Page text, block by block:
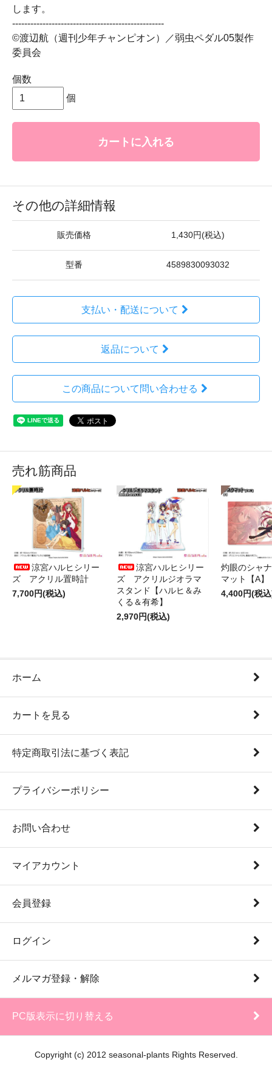
します。
--------------------------------------------------
©渡辺航（週刊少年チャンピオン）／弱虫ペダル05製作
委員会
個数
個
カートに入れる
その他の詳細情報
販売価格 1,430円(税込)
型番 4589830093032
支払い・配送について
返品について
この商品について問い合わせる
売れ筋商品
涼宮ハルヒシリー
ズ アクリル置時計
7,700円(税込)
涼宮ハルヒシリー
ズ アクリルジオラマ
スタンド【ハルヒ＆み
くる＆有希】
2,970円(税込)
灼眼のシャ
マット【A】
4,400円(税
ホーム
カートを見る
特定商取引法に基づく表記
プライバシーポリシー
お問い合わせ
マイアカウント
会員登録
ログイン
メルマガ登録・解除
PC版表示に切り替える
Copyright (c) 2012 seasonal-plants Rights Reserved.